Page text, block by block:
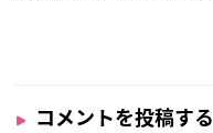
コメントを投稿する